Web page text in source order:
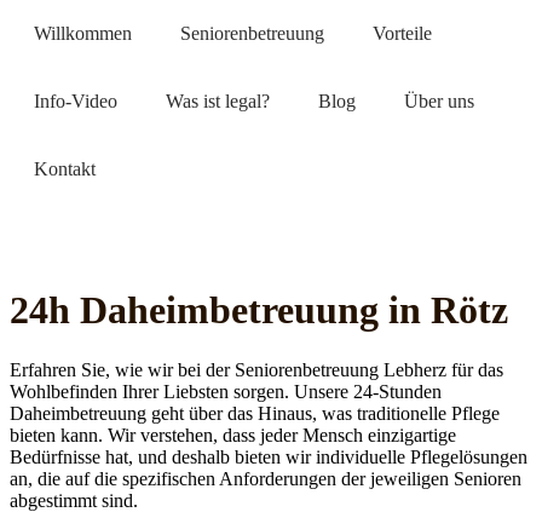
Willkommen Seniorenbetreuung Vorteile
Info-Video Was ist legal? Blog Über uns
Kontakt
24h Daheim­betreuung in Rötz
Erfahren Sie, wie wir bei der Seniorenbetreuung Lebherz für das
Wohlbefinden Ihrer Liebsten sorgen. Unsere 24-Stunden
Daheimbetreuung geht über das Hinaus, was traditionelle Pflege
bieten kann. Wir verstehen, dass jeder Mensch einzigartige
Bedürfnisse hat, und deshalb bieten wir individuelle Pflegelösungen
an, die auf die spezifischen Anforderungen der jeweiligen Senioren
abgestimmt sind.